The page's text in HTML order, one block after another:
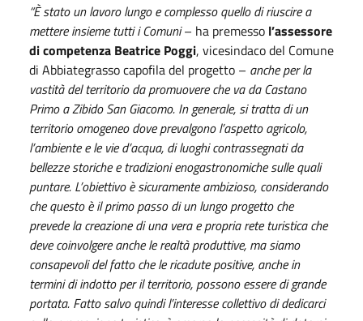
“È stato un lavoro lungo e complesso quello di riuscire a
mettere insieme tutti i Comuni– ha premesso l’assessore
di competenza Beatrice Poggi, vicesindaco del Comune
di Abbiategrasso capofila del progetto – anche per la
vastità del territorio da promuovere che va da Castano
Primo a Zibido San Giacomo. In generale, si tratta di un
territorio omogeneo dove prevalgono l’aspetto agricolo,
l’ambiente e le vie d’acqua, di luoghi contrassegnati da
bellezze storiche e tradizioni enogastronomiche sulle quali
puntare. L’obiettivo è sicuramente ambizioso, considerando
che questo è il primo passo di un lungo progetto che
prevede la creazione di una vera e propria rete turistica che
deve coinvolgere anche le realtà produttive, ma siamo
consapevoli del fatto che le ricadute positive, anche in
termini di indotto per il territorio, possono essere di grande
portata. Fatto salvo quindi l’interesse collettivo di dedicarci